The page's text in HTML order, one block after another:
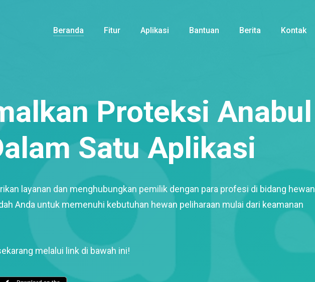
Beranda Fitur Aplikasi Bantuan Berita Kontak
Proteksi Anabul
Satu Aplikasi
layanan dan menghubungkan pemilik dengan para profesi di bidang hewan
Anda untuk memenuhi kebutuhan hewan peliharaan mulai dari keamanan
melalui link di bawah ini!